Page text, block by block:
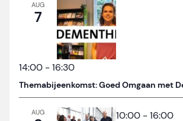
AUG
7
14:00 -16:30
Themabijeenkomst: Goed Omgaan met
AUG 10:00 -16:00